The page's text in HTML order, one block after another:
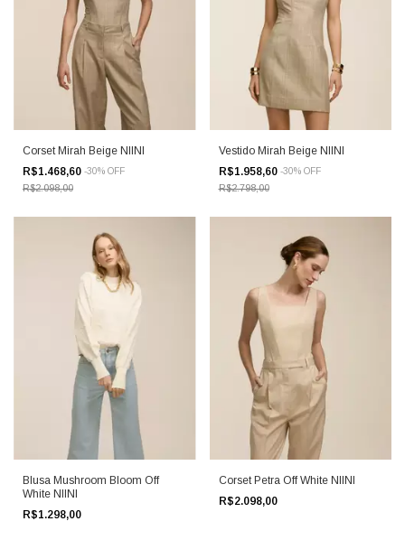
Corset Mirah Beige NIINI
R$1.468,60 -30% OFF
R$2.098,00
Vestido Mirah Beige NIINI
R$1.958,60 -30% OFF
R$2.798,00
Blusa Mushroom Bloom Off
White NIINI
R$1.298,00
Corset Petra Off White NIINI
R$2.098,00